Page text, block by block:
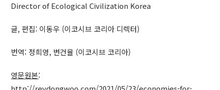
Director of Ecological Civilization Korea
글, 편집: 이동우 (이코시브 코리아 디렉터)
번역: 정희영, 변건율 (이코시브 코리아)
영문원본: